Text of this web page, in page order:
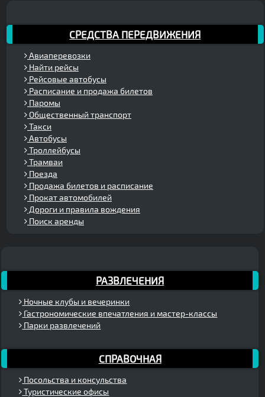
СРЕДСТВА ПЕРЕДВИЖЕНИЯ
Авиаперевозки
Найти рейсы
Рейсовые автобусы
Расписание и продажа билетов
Паромы
Общественный транспорт
Такси
Автобусы
Троллейбусы
Трамваи
Поезда
Продажа билетов и расписание
Прокат автомобилей
Дороги и правила вождения
Поиск аренды
РАЗВЛЕЧЕНИЯ
Ночные клубы и вечеринки
Гастрономические впечатления и мастер-классы
Парки развлечений
СПРАВОЧНАЯ
Посольства и консульства
Туристические офисы